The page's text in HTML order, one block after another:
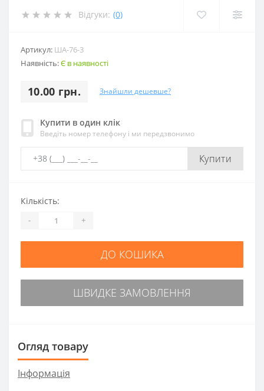
Відгуки: (0)
Артикул: ША-76-3
Наявність:Є в наявності
10.00 грн. Знайшли дешевше?
Купити в один клік
Введіть номер телефону і ми передзвонимо
Купити
Кількість:
- +
ДО КОШИКА
ШВИДКЕ ЗАМОВЛЕННЯ
Огляд товару
Інформація